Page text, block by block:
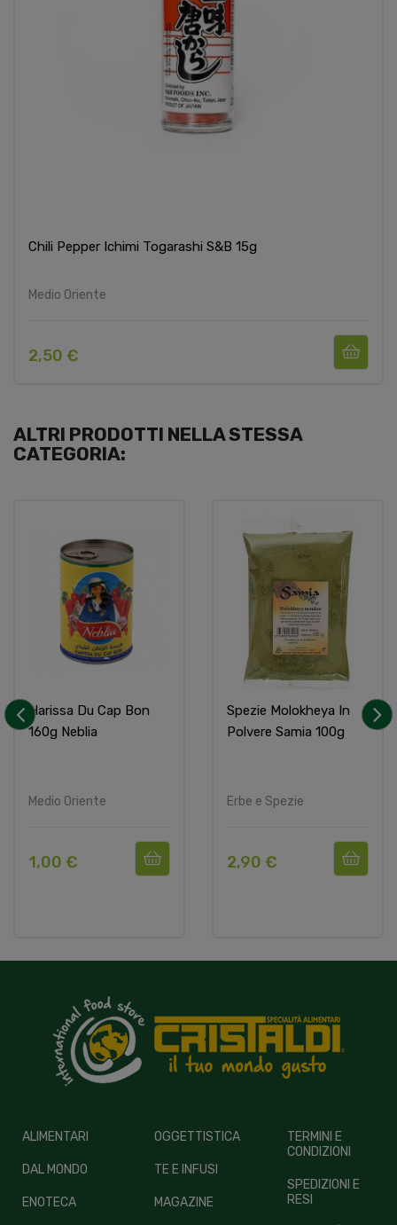
Chili Pepper Ichimi Togarashi S&B 15g
Medio Oriente
2,50 €
ALTRI PRODOTTI NELLA STESSA
CATEGORIA:
Harissa Du Cap Bon
160g Neblia
Medio Oriente
1,00 €
Spezie Molokheya In
Polvere Samia 100g
Erbe e Spezie
2,90 €
ALIMENTARI
DAL MONDO
ENOTECA
OGGETTISTICA
TE E INFUSI
MAGAZINE
TERMINI E
CONDIZIONI
SPEDIZIONI E
RESI